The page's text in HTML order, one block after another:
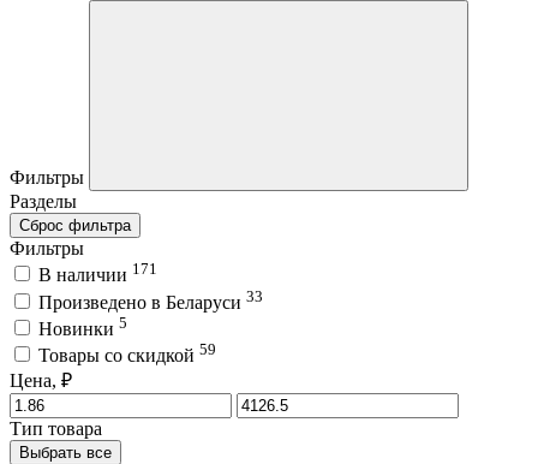
Фильтры
Разделы
Сброс фильтра
Фильтры
В наличии 171
Произведено в Беларуси 33
Новинки 5
Товары со скидкой 59
Цена, ₽
Тип товара
Выбрать все